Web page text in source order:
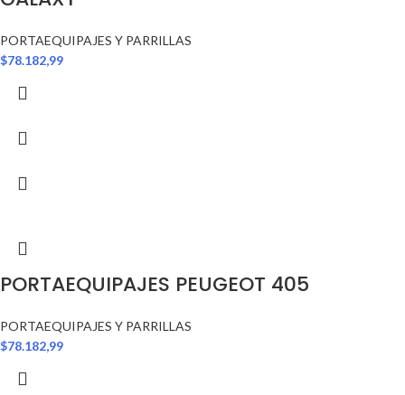
PORTAEQUIPAJES Y PARRILLAS
$78.182,99
PORTAEQUIPAJES PEUGEOT 405
PORTAEQUIPAJES Y PARRILLAS
$78.182,99